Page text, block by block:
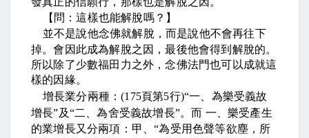
【問：這樣也能解脫嗎？】
並不是說他念佛就解脫，而是說他不會再往下
掉。會因此成為解脫之因，最後他會得到解脫的。
所以除了少數福田力之外，念佛法門也可以成就這
樣的因緣。
增長業分兩種：(175頁第5行)“一、為樂受義故
增長”及“二、為舍受義故增長”。而 一、樂受產生
的業增長又分兩項：甲、“為受用色聲等欲塵，所